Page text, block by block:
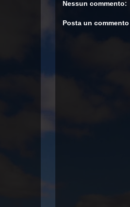
Nessun commento:
Posta un commento